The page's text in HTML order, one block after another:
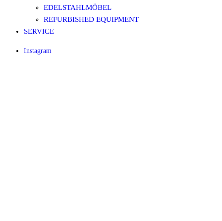
EDELSTAHLMÖBEL
REFURBISHED EQUIPMENT
SERVICE
Instagram